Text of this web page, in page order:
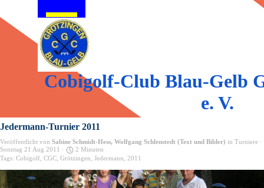
Cobigolf-Club Blau-Gelb
e. V.
Jedermann-Turnier 2011
Veröffentlicht von Sabine Schmidt-Hess, Wolfgang Schlenstedt (Text und Bilder) in Turniere ·
Sonntag 21 Aug 2011 ·
2 Minuten
Tags: Cobigolf CGC Grötzingen Jedermann 2011